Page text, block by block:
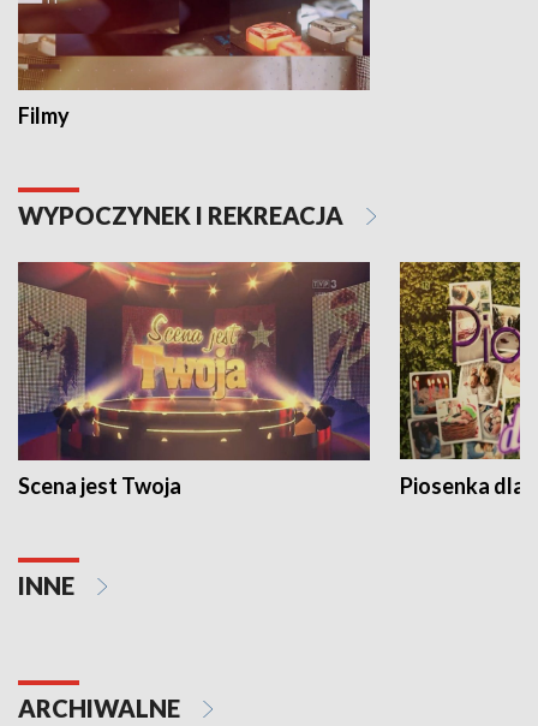
Filmy
WYPOCZYNEK I REKREACJA
Scena jest Twoja Piosenka dla
INNE
ARCHIWALNE